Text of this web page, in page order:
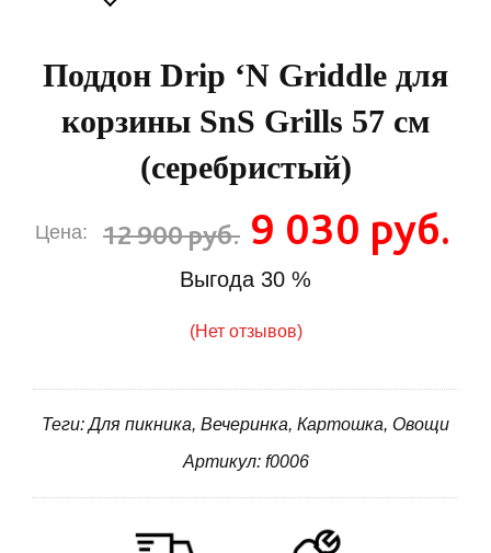
Поддон Drip ‘N Griddle для
корзины SnS Grills 57 см
(серебристый)
Цена: 12 900 руб. 9 030 руб.
Выгода 30 %
(Нет отзывов)
Теги: Для пикника, Вечеринка, Картошка, Овощи
Артикул: f0006